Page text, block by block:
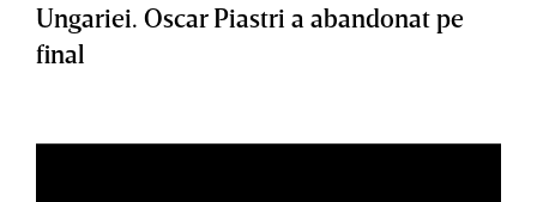
Ungariei. Oscar Piastri a abandonat pe
final